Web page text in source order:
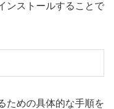
ンストールすることで
ための具体的な手順を